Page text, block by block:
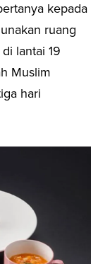
kepada
ruang
lantai 19
Muslim
hari